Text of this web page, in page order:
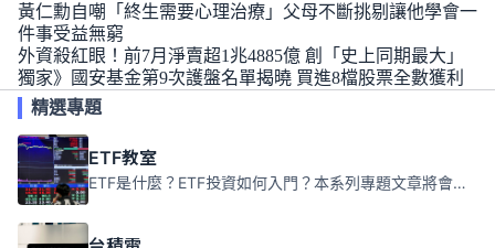
黃仁勳自嘲「終生需要心理治療」父母不斷挑剔讓他學會一
件事受益無窮
外資殺紅眼！前7月淨賣超1兆4885億 創「史上同期最大」
獨家》國安基金第9次護盤名單揭曉 買進8檔股票全數獲利
精選專題
ETF教室
ETF是什麼？ETF投資如何入門？本系列專題文章將會告訴你新手必須知道的ETF基礎知識。